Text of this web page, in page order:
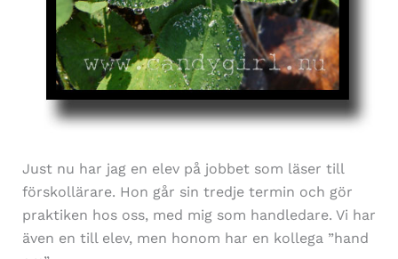
Just nu har jag en elev på jobbet som läser till
förskollärare. Hon går sin tredje termin och gör
praktiken hos oss, med mig som handledare. Vi har
även en till elev, men honom har en kollega ”hand